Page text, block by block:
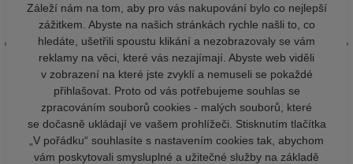
Záleží nám na tom, aby pro vás nakupování bylo co nejlepší
zážitkem. Abyste na našich stránkách rychle našli to, co
hledáte, ušetřili spoustu klikání a nezobrazovaly se vám
reklamy na věci, které vás nezajímají. Abyste web viděli
v zobrazení na které jste zvyklí a nemuseli se pokaždé
přihlašovat. Proto od vás potřebujeme souhlas se
zpracováním souborů cookies - malých souborů, které
se dočasně ukládají ve vašem prohlížeči. Stisknutím tlačítka
„V pořádku“ souhlasíte s nastavením cookies tak, abychom
vám poskytovali smysluplné a užitečné služby na základě